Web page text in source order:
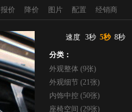
报价 降价 图片 配置 经销商
速度 3秒 5秒 8秒
分类：
外观整体 (9张)
外观细节 (21张)
内饰中控 (50张)
座椅空间 (29张)